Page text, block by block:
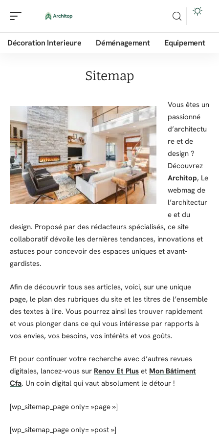
Décoration Interieure Déménagement Equipement
Sitemap
Vous êtes un
passionné
d’architectu
re et de
design ?
Découvrez
Architop, Le
webmag de
l’architectur
e et du
design. Proposé par des rédacteurs spécialisés, ce site
collaboratif dévoile les dernières tendances, innovations et
astuces pour concevoir des espaces uniques et avant-
gardistes.
Afin de découvrir tous ses articles, voici, sur une unique
page, le plan des rubriques du site et les titres de l’ensemble
des textes à lire. Vous pourrez ainsi les trouver rapidement
et vous plonger dans ce qui vous intéresse par rapports à
vos envies, vos besoins, vos intérêts et vos goûts.
Et pour continuer votre recherche avec d’autres revues
digitales, lancez-vous sur Renov Et Plus et Mon Bâtiment
Cfa. Un coin digital qui vaut absolument le détour !
[wp_sitemap_page only= »page »]
[wp_sitemap_page only= »post »]